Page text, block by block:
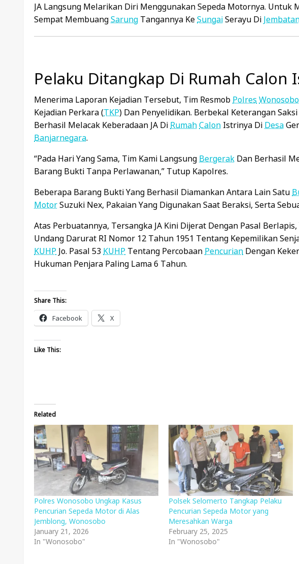
JA Langsung Melarikan Diri Menggunakan Sepeda Motornya. Untuk
Sempat MembuangSarung Tangannya KeSungaiSerayu Di
Pelaku Ditangkap Di Rumah Calon
Menerima Laporan Kejadian Tersebut, Tim Resmob Polres Wonosobo
Kejadian Perkara (TKP) Dan Penyelidikan. Berbekal Keterangan
Berhasil Melacak Keberadaan JA Di RumahCalon Istrinya Di Desa
Banjarnegara.
“Pada Hari Yang Sama, Tim Kami Langsung Bergerak Dan Berhasil
Barang Bukti Tanpa Perlawanan,” Tutup Kapolres.
Beberapa Barang Bukti Yang Berhasil Diamankan Antara Lain Satu
MotorSuzuki Nex, Pakaian Yang Digunakan Saat Beraksi, Serta
Atas Perbuatannya, Tersangka JA Kini Dijerat Dengan Pasal
Undang Darurat RI Nomor 12 Tahun 1951 Tentang Kepemilikan
KUHP Jo. Pasal 53 KUHP Tentang Percobaan Pencurian Dengan
Hukuman Penjara Paling Lama 6 Tahun.
Share This:
Facebook X
Like This:
Related
Polres Wonosobo Ungkap Kasus
Pencurian Sepeda Motor di Alas
Jemblong, Wonosobo
January 21, 2026
In "Wonosobo"
Polsek Selomerto Tangkap Pelaku
Pencurian Sepeda Motor yang
Meresahkan Warga
February 25, 2025
In "Wonosobo"